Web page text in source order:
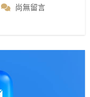
尚無留言